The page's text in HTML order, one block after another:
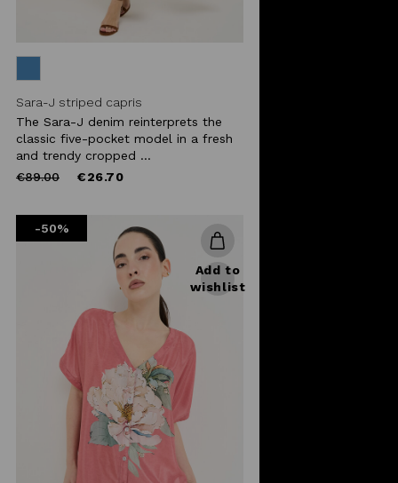
Sara-J striped capris
The Sara-J denim reinterprets the
classic five-pocket model in a fresh
and trendy cropped ...
Price
€89.00to €26.70
-50%
Add to
wishlist